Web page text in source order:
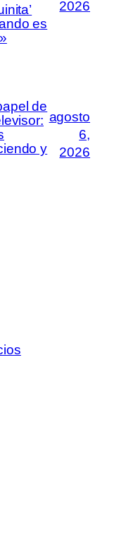
es
2026
de
y
agosto
6,
2026